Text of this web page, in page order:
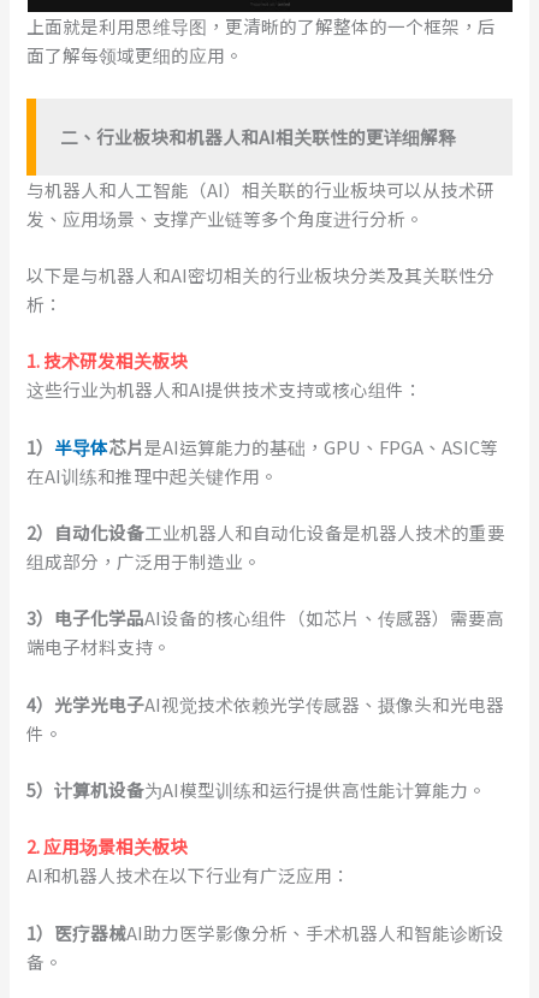
上面就是利用思维导图，更清晰的了解整体的一个框架，后
面了解每领域更细的应用。
二 、行业板块和机器人和AI相关联性的更详细解释
与机器人和人工智能（AI）相关联的行业板块可以从技术研
发、应用场景、支撑产业链等多个角度进行分析。
以下是与机器人和AI密切相关的行业板块分类及其关联性分
析：
1. 技术研发相关板块
这些行业为机器人和AI提供技术支持或核心组件：
1） 半导体芯片是AI运算能力的基础，GPU、FPGA、ASIC等
在AI训练和推理中起关键作用。
2） 自动化设备工业机器人和自动化设备是机器人技术的重要
组成部分，广泛用于制造业。
3） 电子化学品AI设备的核心组件（如芯片、传感器）需要高
端电子材料支持。
4） 光学光电子AI视觉技术依赖光学传感器、摄像头和光电器
件。
5）计算机设备为AI模型训练和运行提供高性能计算能力。
2. 应用场景相关板块
AI和机器人技术在以下行业有广泛应用：
1） 医疗器械AI助力医学影像分析、手术机器人和智能诊断设
备。